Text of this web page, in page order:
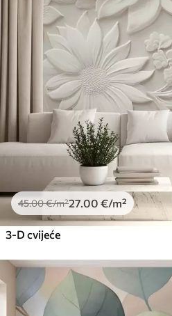
45.00€/m²27 .00 €/m²
3-D cvijeće